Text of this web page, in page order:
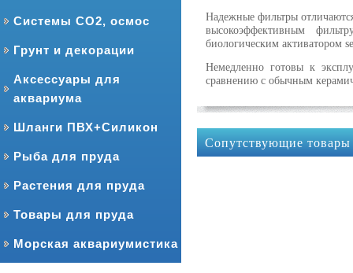
Системы CO2, осмос
Грунт и декорации
Аксессуары для
аквариума
Шланги ПВХ+Силикон
Рыба для пруда
Растения для пруда
Товары для пруда
Морская аквариумистика
Надежные фильтры
высокоэффективным
биологическим активатором
Немедленно готовы к
сравнению с обычным
Сопутствующие товары